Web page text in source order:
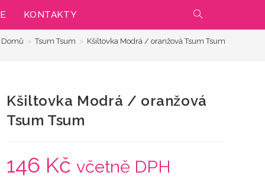
KONTAKTY PŘEPNOUT
VYHLEDÁVÁNÍ
WEBU
Domů > Tsum Tsum > Kšiltovka Modrá / oranžová Tsum Tsum
Kšiltovka Modrá / oranžová
Tsum Tsum
146 Kč včetně DPH